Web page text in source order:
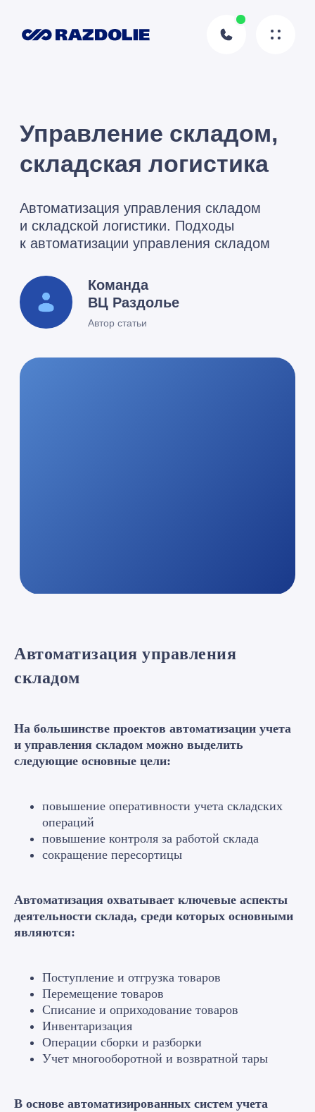
Автоматизация управления складом
и складской логистики. Подходы
к автоматизации управления складом
Команда
ВЦ Раздолье
Автор статьи
Автоматизация управления
складом
На большинстве проектов автоматизации учета
и управления складом можно выделить
следующие основные цели:
повышение оперативности учета складских
операций
повышение контроля за работой склада
сокращение пересортицы
Автоматизация охватывает ключевые аспекты
деятельности склада, среди которых основными
являются:
Поступление и отгрузка товаров
Перемещение товаров
Списание и оприходование товаров
Инвентаризация
Операции сборки и разборки
Учет многооборотной и возвратной тары
В основе автоматизированных систем учета